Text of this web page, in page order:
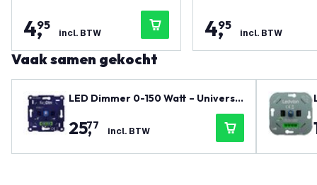
4,
95
incl. BTW 4,
95
incl. BTW
Vaak samen gekocht
LED Dimmer 0-150 Watt – Universe
el - Fase Afsnijding - Ecodim 04
25,
77 incl. BTW